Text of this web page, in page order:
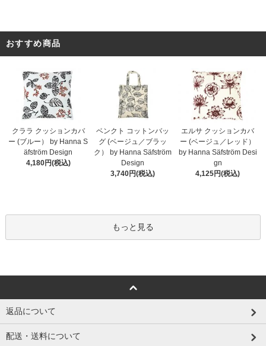
おすすめ商品
クララ クッションカバ
ー (ブルー） by Hanna S
äfström Design
4,180円(税込)
ベンクト コットンバッ
グ (ベージュ／ブラッ
ク） by Hanna Säfström
Design
3,740円(税込)
エルサ クッションカバ
ー (ベージュ／レッド）
by Hanna Säfström Desi
gn
4,125円(税込)
もっと見る
返品について
配送・送料について